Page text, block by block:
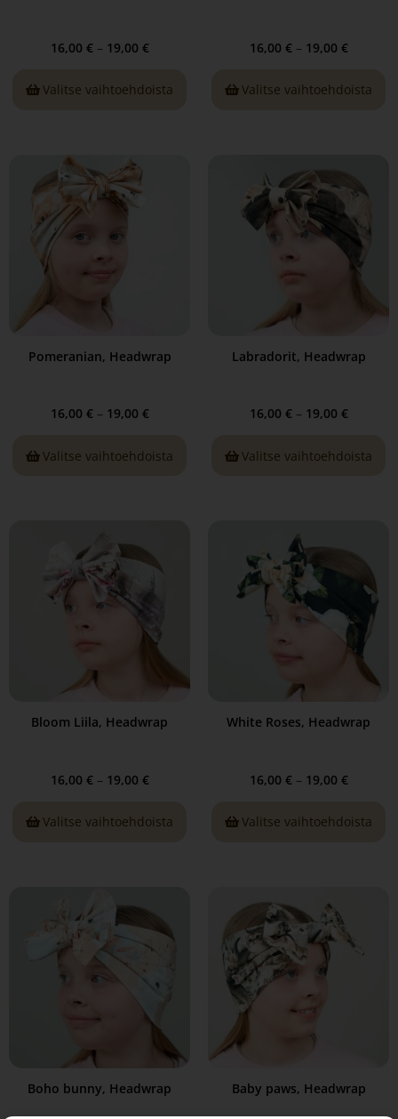
16,00 € – 19,00 €
Valitse vaihtoehdoista
16,00 € – 19,00 €
Valitse vaihtoehdoista
Pomeranian, Headwrap
16,00 € – 19,00 €
Valitse vaihtoehdoista
Labradorit, Headwrap
16,00 € – 19,00 €
Valitse vaihtoehdoista
Bloom Liila, Headwrap
16,00 € – 19,00 €
Valitse vaihtoehdoista
White Roses, Headwrap
16,00 € – 19,00 €
Valitse vaihtoehdoista
Boho bunny, Headwrap Baby paws, Headwrap